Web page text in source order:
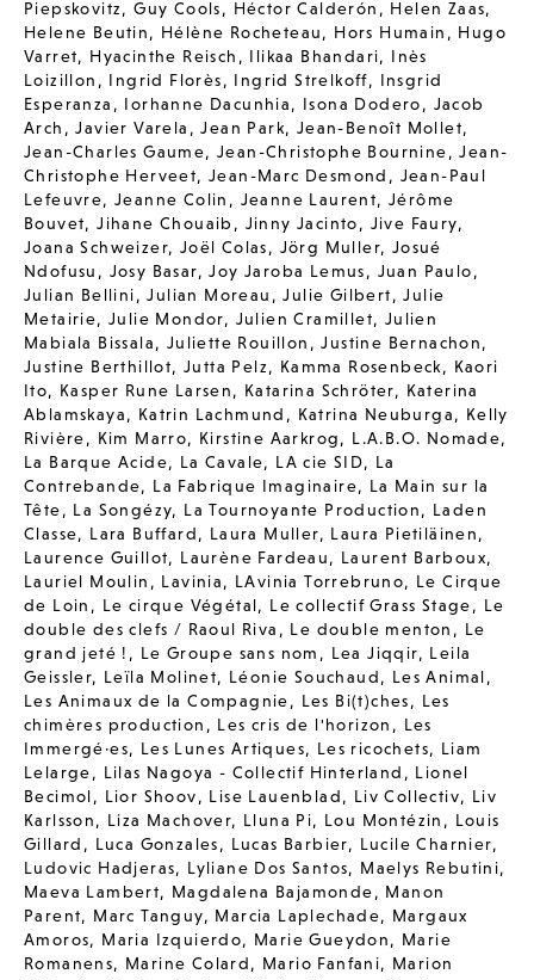
Piepskovitz,Guy Cools, Héctor Calderón , Helen Zaas,
Helene Beutin, Hélène Rocheteau, Hors Humain , Hugo
Varret, Hyacinthe Reisch , Ilikaa Bhandari, Inès
Loizillon , Ingrid Florès, Ingrid Strelkoff, Insgrid
Esperanza , Iorhanne Dacunhia, Isona Dodero, Jacob
Arch ,Javier Varela ,Jean Park, Jean-Benoît Mollet,
Jean-Charles Gaume,Jean-Christophe Bournine,Jean-
Christophe Herveet,Jean-Marc Desmond , Jean-Paul
Lefeuvre,Jeanne Colin , Jeanne Laurent,Jérôme
Bouvet,Jihane Chouaib , Jinny Jacinto, Jive Faury,
Joana Schweizer, Joël Colas, Jörg Muller, Josué
Ndofusu , Josy Basar,Joy Jaroba Lemus, Juan Paulo,
Julian Bellini,Julian Moreau ,Julie Gilbert,Julie
Metairie,Julie Mondor, Julien Cramillet, Julien
Mabiala Bissala, Juliette Rouillon ,Justine Bernachon,
Justine Berthillot,Jutta Pelz, Kamma Rosenbeck, Kaori
Ito, Kasper Rune Larsen, Katarina Schröter, Katerina
Ablamskaya, Katrin Lachmund , Katrina Neuburga, Kelly
Rivière, Kim Marro, Kirstine Aarkrog, L.A.B.O. Nomade,
La Barque Acide, La Cavale, LA cie SID, La
Contrebande, La Fabrique Imaginaire, La Main sur la
Tête, La Songézy, La Tournoyante Production, Laden
Classe, Lara Buffard, Laura Muller, Laura Pietiläinen,
Laurence Guillot, Laurène Fardeau, Laurent Barboux,
Lauriel Moulin , Lavinia, LAvinia Torrebruno, Le Cirque
de Loin , Le cirque Végétal, Le collectif Grass Stage, Le
double des clefs / Raoul Riva , Le double menton , Le
grand jeté ! , Le Groupe sans nom , Lea Jiqqir, Leila
Geissler, Leïla Molinet, Léonie Souchaud, Les Animal,
Les Animaux de la Compagnie, Les Bi(t)ches, Les
chimères production , Les cris de l'horizon , Les
Immergé·es, Les Lunes Artiques, Les ricochets, Liam
Lelarge, Lilas Nagoya - Collectif Hinterland , Lionel
Becimol, Lior Shoov, Lise Lauenblad, Liv Collectiv, Liv
Karlsson, Liza Machover, Lluna Pi, Lou Montézin , Louis
Gillard , Luca Gonzales, Lucas Barbier, Lucile Charnier,
Ludovic Hadjeras, Lyliane Dos Santos, Maelys Rebutini,
Maeva Lambert, Magdalena Bajamonde, Manon
Parent, Marc Tanguy, Marcia Laplechade, Margaux
Amoros, Maria Izquierdo, Marie Gueydon, Marie
Romanens, Marine Colard, Mario Fanfani, Marion